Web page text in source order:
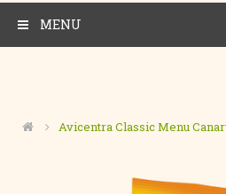
MENU
Avicentra Classic Menu